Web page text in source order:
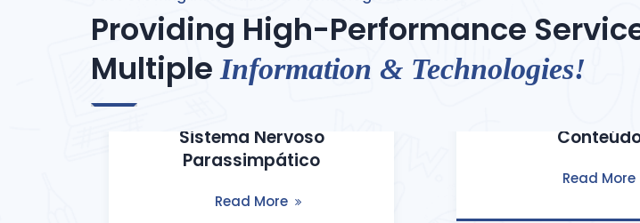
Providing High-Performance
MultipleInformation & Technologies!
Sistema Nervoso
Parassimpático
Read More
Read More